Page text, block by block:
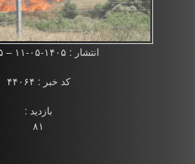
انتشار : ۱۴۰۵-۰۵-۱۱ – ۱۴:۰۵
کد خبر : ۴۴۰۶۴
بازدید :
۸۱